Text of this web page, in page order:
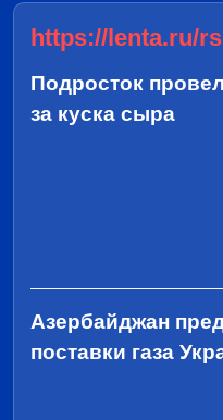
https://lenta.ru/
Подросток
за куска сыра
Азербайджан
поставки газа